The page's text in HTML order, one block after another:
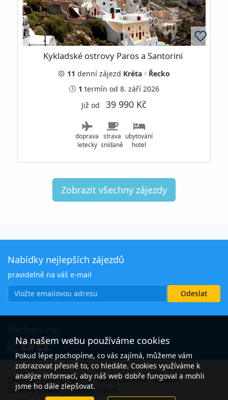
Kykladské ostrovy Paros a Santorini
11 denní zájezd Kréta
Řecko
1 termín od 8. září 2026
Již od 39 990 Kč
doprava
letecky
strava
snídaně
ubytování
hotel
Zobrazit všechny zájezdy
Nabídky nejlepších zájezdů
pravidelně na váš e-mail
Zájezdy Plavby Jachty Doporučujeme
Kolekce
Dárkový poukaz
Vzorový článek
Na našem webu používáme cookies
Pokud lépe pochopíme, co vás zajímá, můžeme vám
zobrazovat přesně to, co hledáte. Cookies využíváme k
analýze informací, aby náš web dobře fungoval a mohli
jsme ho dále zlepšovat.